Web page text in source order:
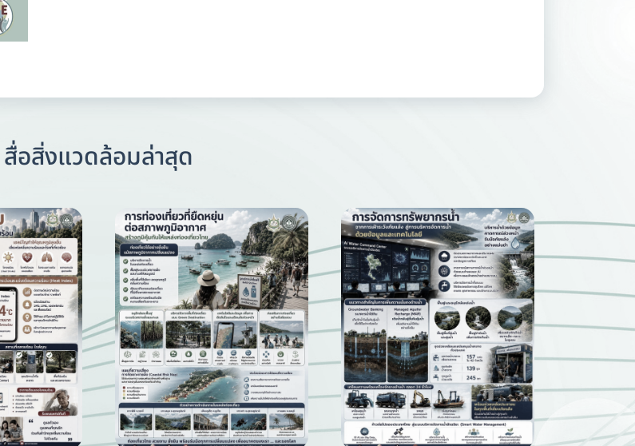
สื่อสิ่งแวดล้อมล่าสุด